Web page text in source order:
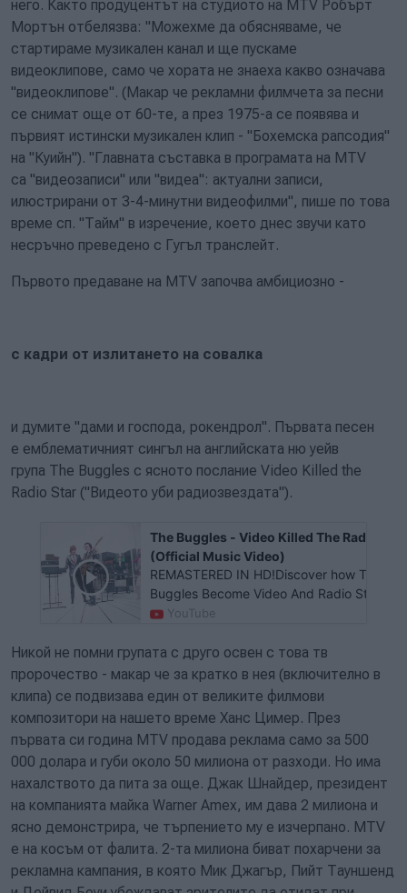
него. Както продуцентът на студиото на MTV Робърт
Мортън отбелязва: "Можехме да обясняваме, че
стартираме музикален канал и ще пускаме
видеоклипове, само че хората не знаеха какво означава
"видеоклипове". (Макар че рекламни филмчета за песни
се снимат още от 60-те, а през 1975-а се появява и
първият истински музикален клип - "Бохемска рапсодия"
на "Куийн"). "Главната съставка в програмата на MTV
са "видеозаписи" или "видеа": актуални записи,
илюстрирани от 3-4-минутни видеофилми", пише по това
време сп. "Тайм" в изречение, което днес звучи като
несръчно преведено с Гугъл транслейт.
Първото предаване на MTV започва амбициозно -
с кадри от излитането на совалка
и думите "дами и господа, рокендрол". Първата песен
е емблематичният сингъл на английската ню уейв
група The Buggles с ясното послание Video Killed the
Radio Star ("Видеото уби радиозвездата").
The Buggles - Video Killed The Radio Star
(Official Music Video)
REMASTERED IN HD!Discover how The
Buggles Become Video And Radio Stars:
https://www.udiscovermusic.com/
YouTube
Никой не помни групата с друго освен с това тв
пророчество - макар че за кратко в нея (включително в
клипа) се подвизава един от великите филмови
композитори на нашето време Ханс Цимер. През
първата си година MTV продава реклама само за 500
000 долара и губи около 50 милиона от разходи. Но има
нахалството да пита за още. Джак Шнайдер, президент
на компанията майка Warner Amex, им дава 2 милиона и
ясно демонстрира, че търпението му е изчерпано. MTV
е на косъм от фалита. 2-та милиона биват похарчени за
рекламна кампания, в която Мик Джагър, Пийт Тауншенд